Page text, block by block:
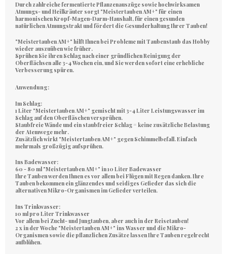
Durch zahlreiche fermentierte Pflanzenauszüge sowie hochwirksamen
Atmungs- und Heilkräuter sorgt "Meistertauben AM+" für einen
harmonischen Kropf-Magen-Darm-Haushalt, für einen gesunden
natürlichen Atmungstrakt und fördert die Gesunderhaltung Ihrer Tauben!
"Meistertauben AM+" hilft Ihnen bei Probleme mit Taubenstaub das Hobby
wieder auszuüben wie früher.
Sprühen Sie ihren Schlag nach einer gründlichen Reinigung der
Oberflächsen alle 3-4 Wochen ein, und Sie werden sofort eine erhebliche
Verbesserung spüren.
Anwendung:
Im Schlag:
1 Liter "Meistertauben AM+" gemischt mit 3-4 Liter Leistungswasser im
Schlag auf den Oberfläschen versprühen.
Staubfreie Wände und ein staubfreier Schlag = keine zusätzliche Belastung
der Atemwege mehr.
Zusätzlich wirkt "Meistertauben AM+" gegen Schimmelbefall. Einfach
mehrmals großzügig aufsprühen.
Ins Badewasser:
60 - 80 ml "Meistertauben AM+" in 10 Liter Badewasser
Ihre Tauben werden Ihnen es vor allem bei Flügen mit Regen danken. Ihre
Tauben bekommen ein glänzendes und seidiges Gefieder das sich die
alternativen Mikro-Organismen im Gefieder verteilen.
Ins Trinkwasser:
10 ml pro Liter Trinkwasser
Vor allem bei Zucht- und Jungtauben, aber auch in der Reisetauben!
2 x in der Woche "Meistertauben AM+" ins Wasser und die Mikro-
Organismen sowie die pflanzlichen Zusätze lassen Ihre Tauben regelrecht
aufblühen.